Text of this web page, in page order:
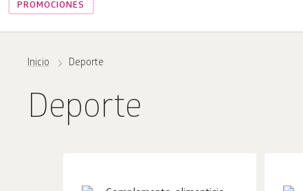
PROMOCIONES
Inicio Deporte
Deporte